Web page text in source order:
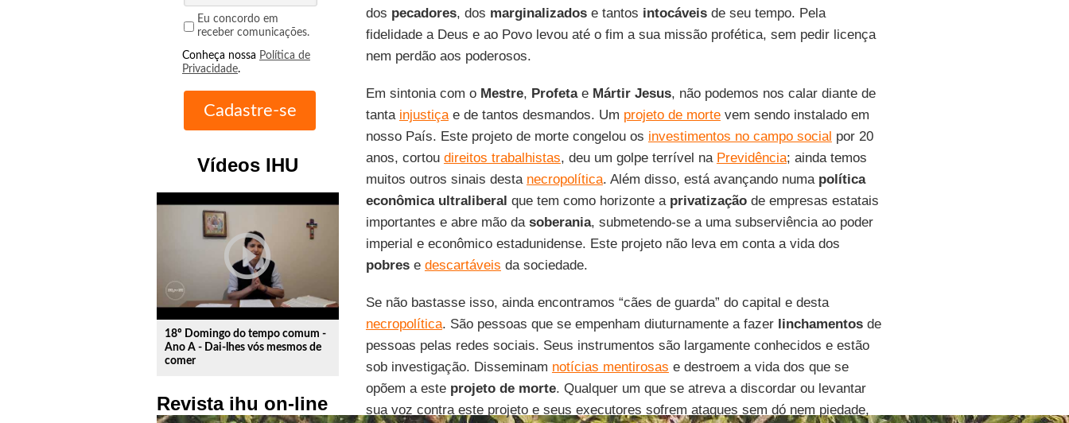
Eu concordo em
receber comunicações.
Conheça nossa Política de
Privacidade.
Vídeos IHU
play_circle_outline
18º Domingo do tempo comum -
Ano A - Dai-lhes vós mesmos de
comer
Revista ihu on-line
dos pecadores, dos marginalizadose tantos intocáveisde seu tempo. Pela
fidelidade a Deus e ao Povo levou até o fim a sua missão profética, sem pedir licença
nem perdão aos poderosos.
Em sintonia com o Mestre, Profetae Mártir Jesus, não podemos nos calar diante de
tanta injustiçae de tantos desmandos. Um projeto de mortevem sendo instalado em
nosso País. Este projeto de morte congelou os investimentos no campo social por 20
anos, cortou direitos trabalhistas, deu um golpe terrível na Previdência; ainda temos
muitos outros sinais desta necropolítica. Além disso, está avançando numa política
econômica ultraliberal que tem como horizonte a privatizaçãode empresas estatais
importantes e abre mão da soberania, submetendo-se a uma subserviência ao poder
imperial e econômico estadunidense. Este projeto não leva em conta a vida dos
pobrese descartáveis da sociedade.
Se não bastasse isso, ainda encontramos “cães de guarda” do capital e desta
necropolítica. São pessoas que se empenham diuturnamente a fazer linchamentosde
pessoas pelas redes sociais. Seus instrumentos são largamente conhecidos e estão
sob investigação. Disseminam notícias mentirosas e destroem a vida dos que se
opõem a este projeto de morte. Qualquer um que se atreva a discordar ou levantar
sua voz contra este projeto e seus executores sofrem ataques sem dó nem piedade,